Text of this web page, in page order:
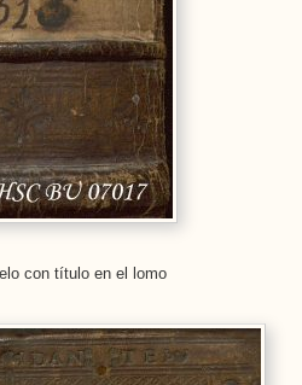
con título en el lomo